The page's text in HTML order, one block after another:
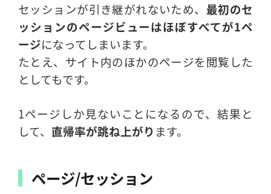
セッションが引き継がれないため、 最初のセ
ッションのページビューはほぼすべてが1ペ
ージになってしまいます。
たとえ、サイト内のほかのページを閲覧した
としてもです。
1ページしか見ないことになるので、結果と
して、 直帰率が跳ね上がり ます。
ページ/セッション